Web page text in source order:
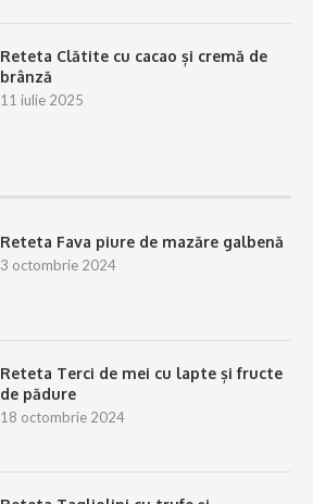
Reteta Clătite cu cacao și cremă de
brânză
11 iulie 2025
Reteta Fava piure de mazăre galbenă
3 octombrie 2024
Reteta Terci de mei cu lapte și fructe
de pădure
18 octombrie 2024